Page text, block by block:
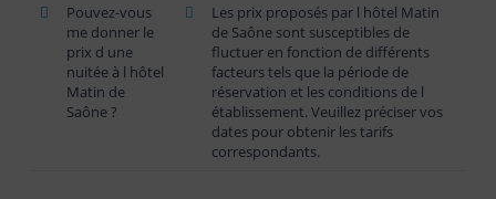
Pouvez-vous
me donner le
prix d une
nuitée à l hôtel
Matin de
Saône ?
Les prix proposés par l hôtel Matin
de Saône sont susceptibles de
fluctuer en fonction de différents
facteurs tels que la période de
réservation et les conditions de l
établissement. Veuillez préciser vos
dates pour obtenir les tarifs
correspondants.